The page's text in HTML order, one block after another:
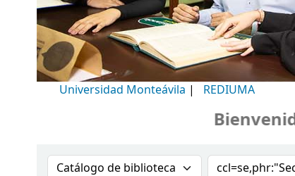
Universidad Monteávila | REDIUMA
Buscar en el catálogo por:Buscar en el